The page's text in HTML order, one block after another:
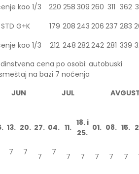
kao 1/3
220 258 309 260 311 362
STD G+K 179 208 243 206 237 283
kao 1/3
212 248 282242 281 339
cena po osobi: autobuski
na bazi 7 noćenja
JUN JUL
13. 20. 27. 04. 11. 18. i
25.
01. 08. 15.
7 7 7 7 7 7 7 7 7